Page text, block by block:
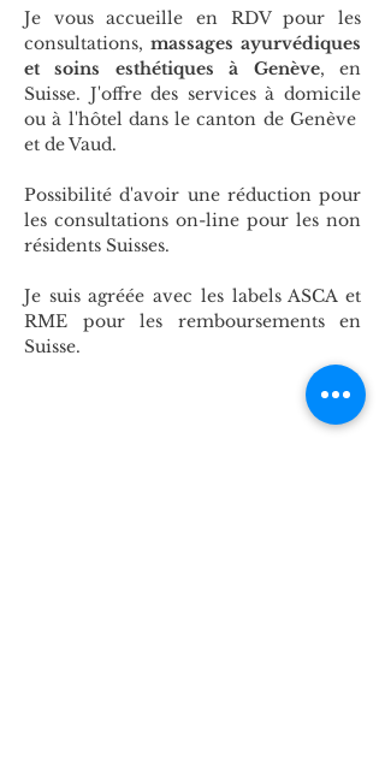
Je vous accueille en RDV pour les
consultations, massages ayurvédiques
et soins esthétiques à Genève, en
Suisse. J'offre des services à domicile
ou à l'hôtel dans le canton de Genève
et de Vaud.
Possibilité d'avoir une réduction pour
les consultations on-line pour les non
résidents Suisses.
Je suis agréée avec les labels ASCA et
RME pour les remboursements en
Suisse.